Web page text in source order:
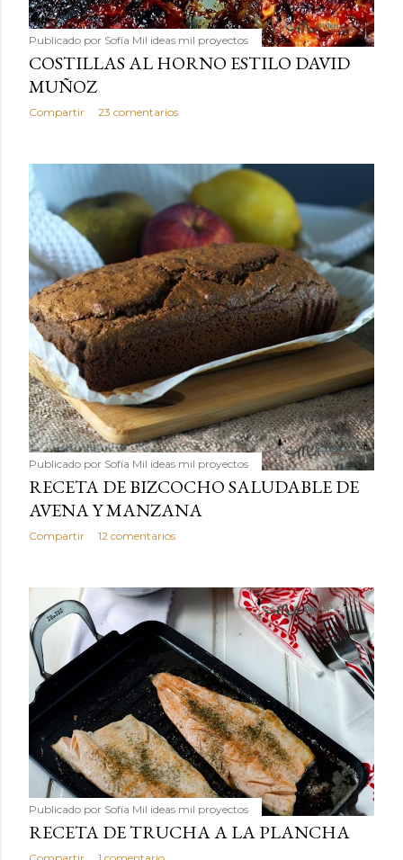
Publicado por Sofía Mil ideas mil proyectos
COSTILLAS AL HORNO ESTILO DAVID
MUÑOZ
Compartir 23 comentarios
Publicado por Sofía Mil ideas mil proyectos
RECETA DE BIZCOCHO SALUDABLE DE
AVENA Y MANZANA
Compartir 12 comentarios
Publicado por Sofía Mil ideas mil proyectos
RECETA DE TRUCHA A LA PLANCHA